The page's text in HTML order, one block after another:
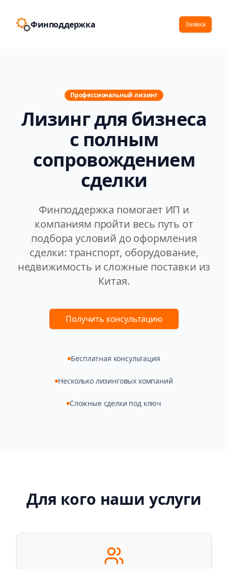
Финподдержка Заявка
Профессиональный лизинг
Лизинг для бизнеса
с полным
сопровождением
сделки
Финподдержка помогает ИП и
компаниям пройти весь путь от
подбора условий до оформления
сделки: транспорт, оборудование,
недвижимость и сложные поставки из
Китая.
Получить консультацию
Бесплатная консультация
Несколько лизинговых компаний
Сложные сделки под ключ
Для кого наши услуги